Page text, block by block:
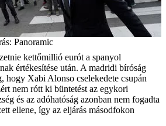
Panoramic
kettőmillió eurót a spanyol
értékesítése után. A madridi bíróság
hogy Xabi Alonso cselekedete csupán
nem rótt ki büntetést az egykori
és az adóhatóság azonban nem fogadta
ellene, így az eljárás másodfokon